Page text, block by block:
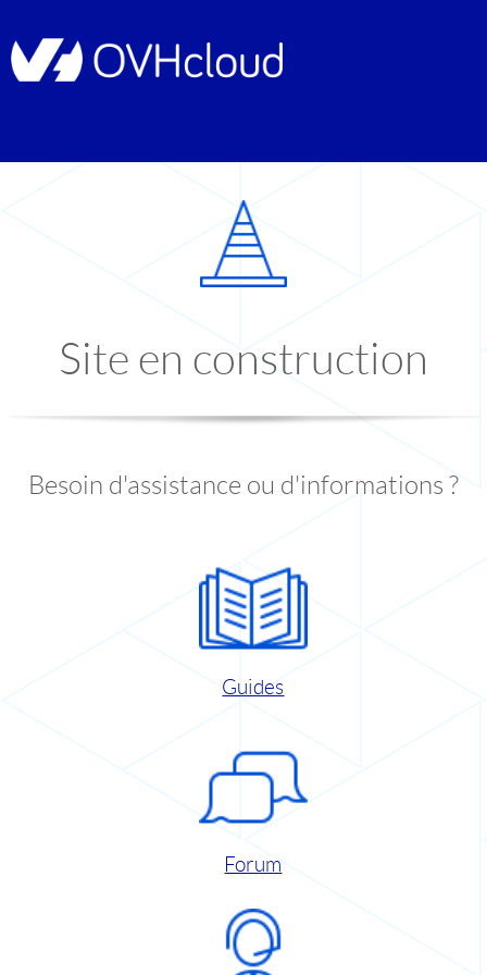
Site en construction
Besoin d'assistance ou d'informations ?
Guides
Forum